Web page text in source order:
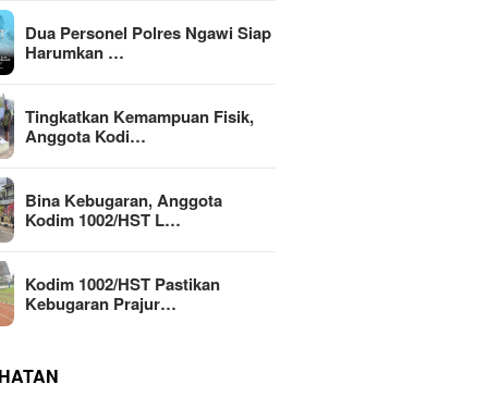
Dua Personel Polres Ngawi Siap
Harumkan …
Tingkatkan Kemampuan Fisik,
Anggota Kodi…
Bina Kebugaran, Anggota
Kodim 1002/HST L…
Kodim 1002/HST Pastikan
Kebugaran Prajur…